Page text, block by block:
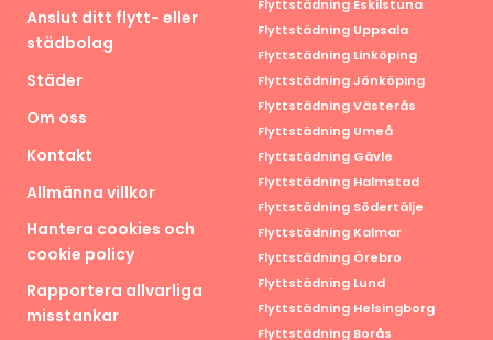
Anslut ditt flytt- eller
städbolag
Städer
Om oss
Kontakt
Allmänna villkor
Hantera cookies och
cookie policy
Rapportera allvarliga
misstankar
Flyttstädning Eskilstuna
Flyttstädning Uppsala
Flyttstädning Linköping
Flyttstädning Jönköping
Flyttstädning Västerås
Flyttstädning Umeå
Flyttstädning Gävle
Flyttstädning Halmstad
Flyttstädning Södertälje
Flyttstädning Kalmar
Flyttstädning Örebro
Flyttstädning Lund
Flyttstädning Helsingborg
Flyttstädning Borås